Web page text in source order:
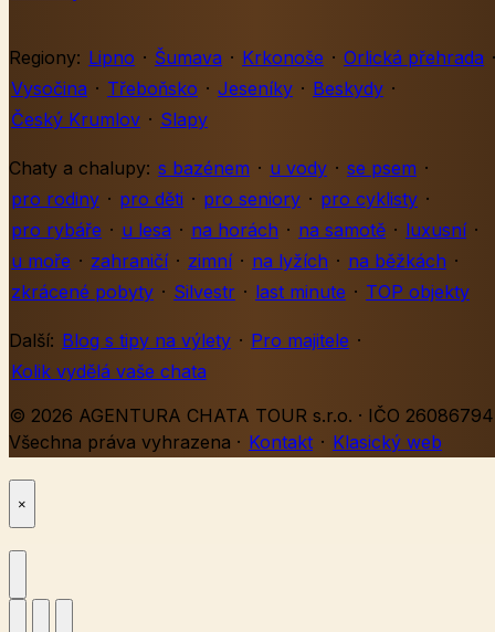
Regiony: Lipno · Šumava · Krkonoše · Orlická přehrada ·
Vysočina · Třeboňsko · Jeseníky · Beskydy ·
Český Krumlov · Slapy
Chaty a chalupy: s bazénem · u vody · se psem ·
pro rodiny · pro děti · pro seniory · pro cyklisty ·
pro rybáře · u lesa · na horách · na samotě · luxusní ·
u moře · zahraničí · zimní · na lyžích · na běžkách ·
zkrácené pobyty · Silvestr · last minute · TOP objekty
Další: Blog s tipy na výlety · Pro majitele ·
Kolik vydělá vaše chata
© 2026 AGENTURA CHATA TOUR s.r.o. · IČO 26086794
Všechna práva vyhrazena · Kontakt · Klasický web
×